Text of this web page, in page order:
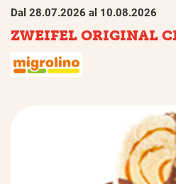
Dal 28.07.2026 al 10.08.2026
ZWEIFEL ORIGINAL